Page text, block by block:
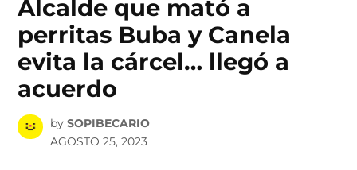
Alcalde que mató a
perritas Buba y Canela
evita la cárcel… llegó a
acuerdo
by SOPIBECARIO
AGOSTO 25, 2023